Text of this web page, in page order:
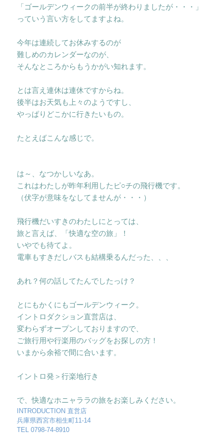
「ゴールデンウィークの前半が終わりましたが・・・」
っていう言い方をしてますよね。
今年は連続してお休みするのが
難しめのカレンダーなのが、
そんなところからもうかがい知れます。
とは言え連休は連休ですからね。
後半はお天気も上々のようですし、
やっぱりどこかに行きたいもの。
たとえばこんな感じで。
は～、なつかしいなあ。
これはわたしが昨年利用したピ○チの飛行機です。
（伏字が意味をなしてませんが・・・）
飛行機だいすきのわたしにとっては、
旅と言えば、「快適な空の旅」！
いやでも待てよ。
電車もすきだしバスも結構乗るんだった、、、
あれ？何の話してたんでしたっけ？
とにもかくにもゴールデンウィーク。
イントロダクション直営店は、
変わらずオープンしておりますので、
ご旅行用や行楽用のバッグをお探しの方！
いまから余裕で間に合います。
イントロ発＞行楽地行き
で、快適なホニャララの旅をお楽しみください。
INTRODUCTION 直営店
兵庫県西宮市相生町11-14
TEL 0798-74-8910